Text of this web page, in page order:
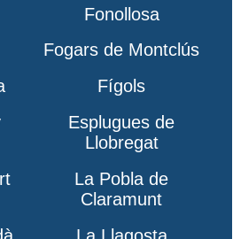
Fonollosa
Fogars de Montclús
Fígols
Esplugues de
Llobregat
La Pobla de
Claramunt